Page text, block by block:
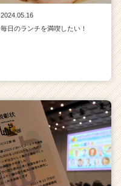
2024.05.16
毎日のランチを満喫したい！